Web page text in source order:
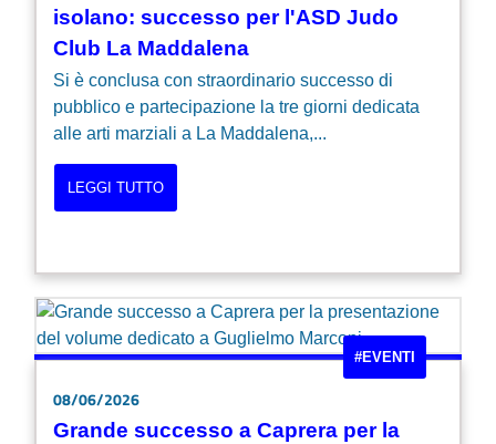
isolano: successo per l'ASD Judo
Club La Maddalena
Si è conclusa con straordinario successo di
pubblico e partecipazione la tre giorni dedicata
alle arti marziali a La Maddalena,...
LEGGI TUTTO
#EVENTI
08/06/2026
Grande successo a Caprera per la